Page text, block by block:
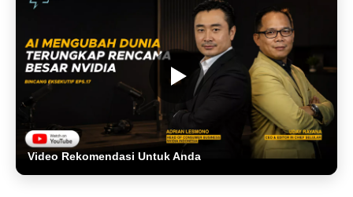
Video Rekomendasi Untuk Anda